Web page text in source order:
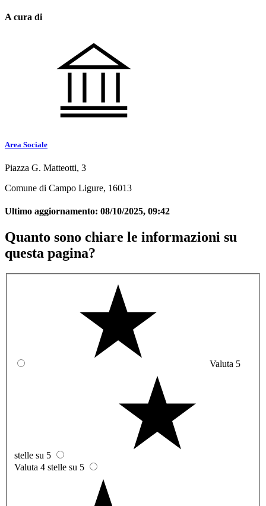
A cura di
Area Sociale
Piazza G. Matteotti, 3
Comune di Campo Ligure, 16013
Ultimo aggiornamento: 08/10/2025, 09:42
Quanto sono chiare le informazioni su
questa pagina?
Valuta 5
stelle su 5
Valuta 4 stelle su 5